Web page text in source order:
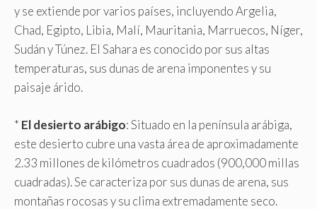
y se extiende por varios países, incluyendo Argelia,
Chad, Egipto, Libia, Malí, Mauritania, Marruecos, Níger,
Sudán y Túnez. El Sahara es conocido por sus altas
temperaturas, sus dunas de arena imponentes y su
paisaje árido.
* El desierto arábigo: Situado en la península arábiga,
este desierto cubre una vasta área de aproximadamente
2.33 millones de kilómetros cuadrados (900,000 millas
cuadradas). Se caracteriza por sus dunas de arena, sus
montañas rocosas y su clima extremadamente seco.